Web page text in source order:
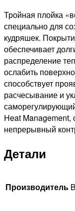
Тройная плойка
специально для
кудряшек.
обеспечивает
распределение
ослабить
способствует
расчесывание и
Heat
непрерывный
Детали
Производитель